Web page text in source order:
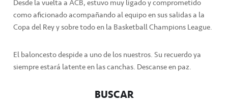
como aficionado acompañando al equipo en sus salidas a la
Copa del Rey y sobre todo en la Basketball Champions League.
El baloncesto despide a uno de los nuestros. Su recuerdo ya
siempre estará latente en las canchas. Descanse en paz.
BUSCAR